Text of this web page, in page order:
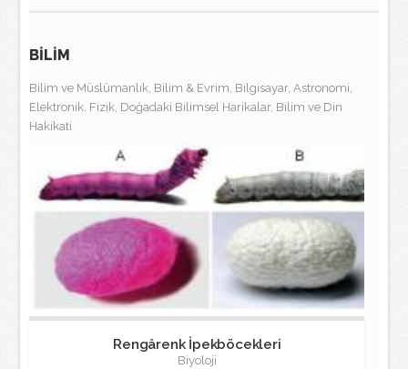
BİLİM
Bilim ve Müslümanlık, Bilim & Evrim, Bilgisayar, Astronomi,
Elektronik, Fizik, Doğadaki Bilimsel Harikalar, Bilim ve Din
Hakikati
Rengârenk İpekböcekleri
Biyoloji